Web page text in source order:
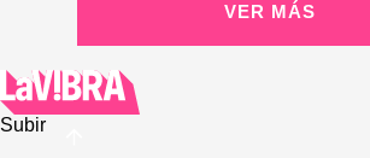
VER MÁS
Subir